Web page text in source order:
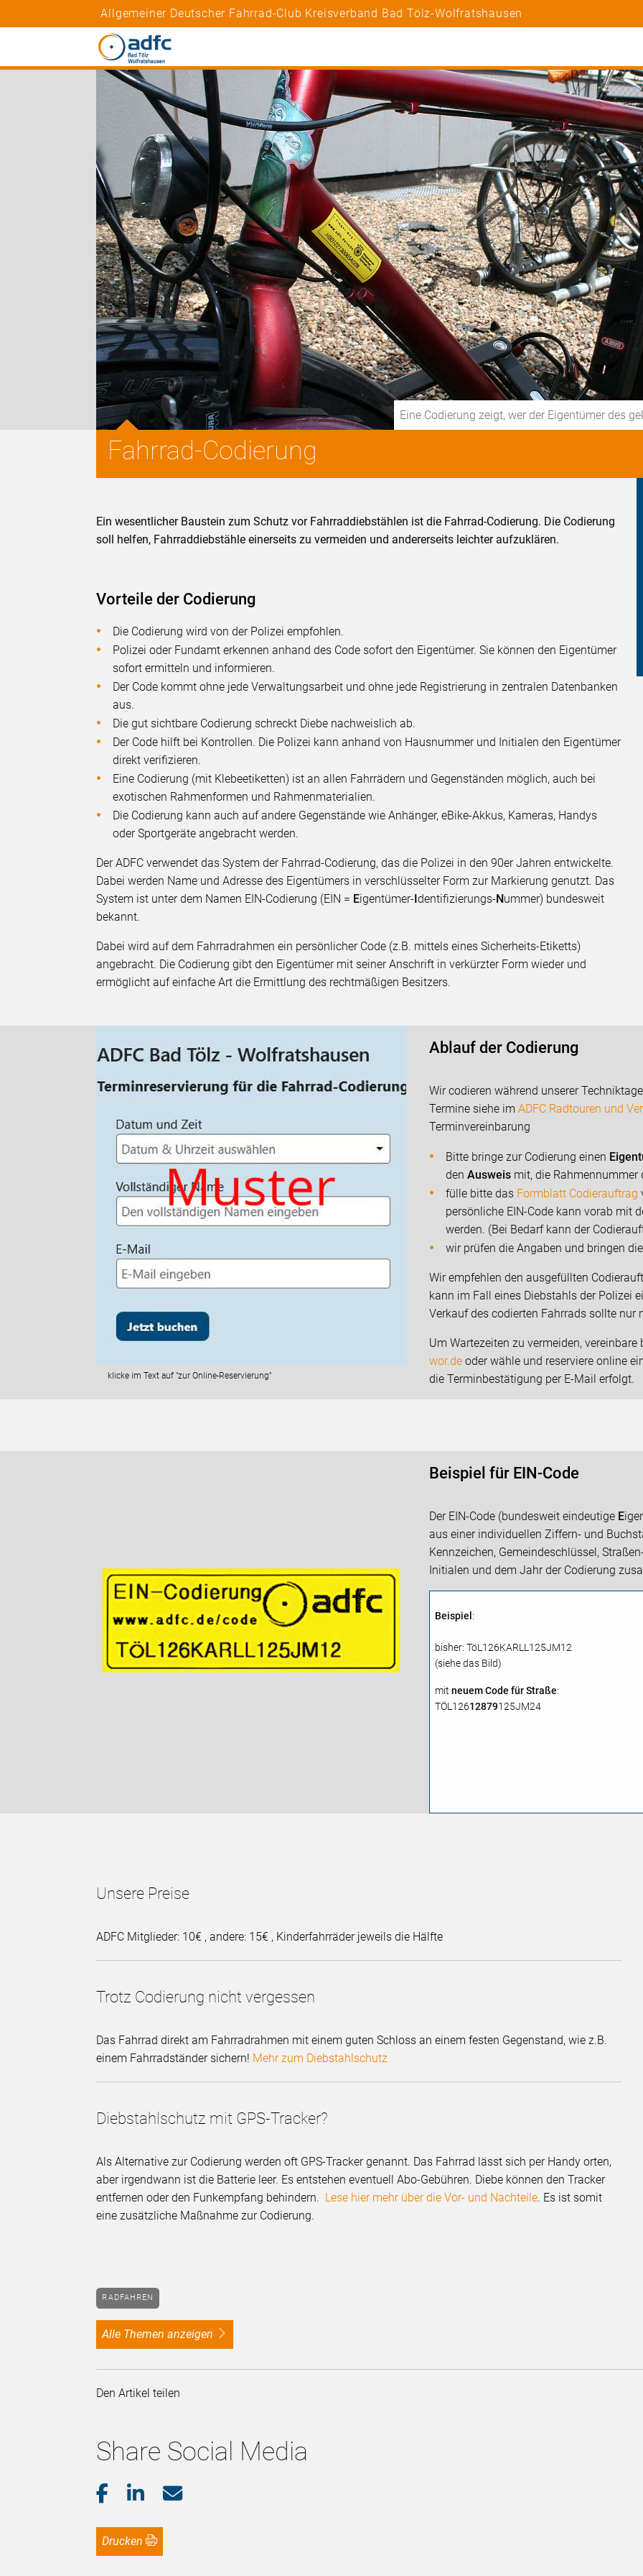
Allgemeiner Deutscher Fahrrad-Club Kreisverband Bad Tölz-Wolfratshausen
Eine Codierung zeigt, wer der Eigentümer des
Fahrrad-Codierung
Ein wesentlicher Baustein zum Schutz vor Fahrraddiebstählen ist die Fahrrad-Codierung. Die Codierung
soll helfen, Fahrraddiebstähle einerseits zu vermeiden und andererseits leichter aufzuklären.
Vorteile der Codierung
Die Codierung wird von der Polizei empfohlen.
Polizei oder Fundamt erkennen anhand des Code sofort den Eigentümer. Sie können den Eigentümer
sofort ermitteln und informieren.
Der Code kommt ohne jede Verwaltungsarbeit und ohne jede Registrierung in zentralen Datenbanken
aus.
Die gut sichtbare Codierung schreckt Diebe nachweislich ab.
Der Code hilft bei Kontrollen. Die Polizei kann anhand von Hausnummer und Initialen den Eigentümer
direkt verifizieren.
Eine Codierung (mit Klebeetiketten) ist an allen Fahrrädern und Gegenständen möglich, auch bei
exotischen Rahmenformen und Rahmenmaterialien.
Die Codierung kann auch auf andere Gegenstände wie Anhänger, eBike-Akkus, Kameras, Handys
oder Sportgeräte angebracht werden.
Der ADFC verwendet das System der Fahrrad-Codierung, das die Polizei in den 90er Jahren entwickelte.
Dabei werden Name und Adresse des Eigentümers in verschlüsselter Form zur Markierung genutzt. Das
System ist unter dem Namen EIN-Codierung (EIN = Eigentümer-Identifizierungs-Nummer) bundesweit
bekannt.
Dabei wird auf dem Fahrradrahmen ein persönlicher Code (z.B. mittels eines Sicherheits-Etiketts)
angebracht. Die Codierung gibt den Eigentümer mit seiner Anschrift in verkürzter Form wieder und
ermöglicht auf einfache Art die Ermittlung des rechtmäßigen Besitzers.
klicke im Text auf "zur Online-Reservierung"
Ablauf der Codierung
Wir codieren während unserer
Termine siehe imADFC Radtouren und
Terminvereinbarung
Bitte bringe zur Codierung einen
denAusweis mit, die
fülle bitte das Formblatt Codierauftrag
persönliche EIN-Code kann vorab mit
werden. (Bei Bedarf kann der
wir prüfen die Angaben und bringen
Wir empfehlen den ausgefüllten
kann im Fall eines Diebstahls der Polizei
Verkauf des codierten Fahrrads sollte nur
Um Wartezeiten zu vermeiden,
wor.de oder wähle und reserviere online
die Terminbestätigung per E-Mail erfolgt.
Beispiel für EIN-Code
Der EIN-Code (bundesweit eindeutige E
aus einer individuellen Ziffern- und
Kennzeichen, Gemeindeschlüssel,
Initialen und dem Jahr der Codierung
Beispiel :
bisher: TöL126KARLL125JM12
(siehe das Bild)
mitneuem Code für Straße:
TÖL12612879125JM24
Unsere Preise
ADFC Mitglieder: 10€ , andere: 15€ , Kinderfahrräder jeweils die Hälfte
Trotz Codierung nicht vergessen
Das Fahrrad direkt am Fahrradrahmen mit einem guten Schloss an einem festen Gegenstand, wie z.B.
einem Fahrradständer sichern! Mehr zum Diebstahlschutz
Diebstahlschutz mit GPS-Tracker?
Als Alternative zur Codierung werden oft GPS-Tracker genannt. Das Fahrrad lässt sich per Handy orten,
aber irgendwann ist die Batterie leer. Es entstehen eventuell Abo-Gebühren. Diebe können den Tracker
entfernen oder den Funkempfang behindern. Lese hier mehr über die Vor- und Nachteile. Es ist somit
eine zusätzliche Maßnahme zur Codierung.
RADFAHREN
alle Themen anzeigen
Den Artikel teilen
Share Social Media
Drucken